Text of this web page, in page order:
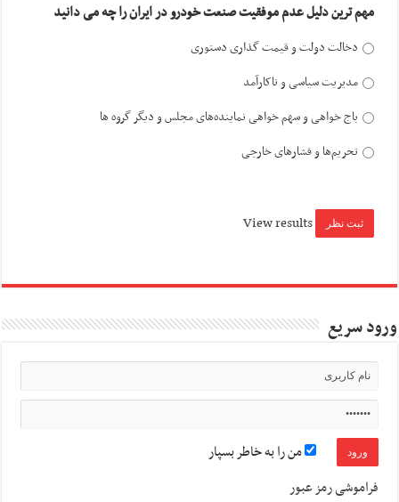
مهم ترین دلیل عدم موفقیت صنعت خودرو در ایران را چه می دانید
دخالت دولت و قیمت گذاری دستوری
مدیریت سیاسی و ناکارآمد
باج خواهی و سهم خواهی نماینده‌های مجلس و دیگر گروه ها
تحریم‌ها و فشارهای خارجی
View results
ورود سریع
من را به خاطر بسپار
فراموشی رمز عبور